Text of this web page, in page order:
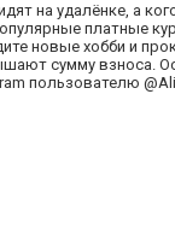
на удалёнке, а
платные
новые хобби и
сумму взноса.
пользователю